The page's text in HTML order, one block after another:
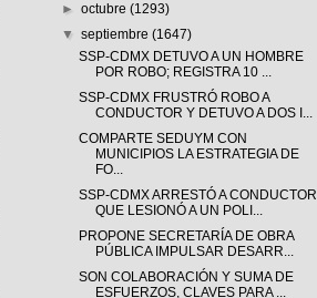
►octubre(1293)
▼septiembre(1647)
SSP-CDMX DETUVO A UN HOMBRE
POR ROBO; REGISTRA 10 ...
SSP-CDMX FRUSTRÓ ROBO A
CONDUCTOR Y DETUVO A DOS I...
COMPARTE SEDUYM CON
MUNICIPIOS LA ESTRATEGIA DE
FO...
SSP-CDMX ARRESTÓ A CONDUCTOR
QUE LESIONÓ A UN POLI...
PROPONE SECRETARÍA DE OBRA
PÚBLICA IMPULSAR DESARR...
SON COLABORACIÓN Y SUMA DE
ESFUERZOS, CLAVES PARA ...